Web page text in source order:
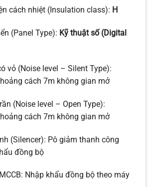
cách nhiệt (Insulation class): H
(Panel Type): Kỹ thuật số (Digital
vỏ (Noise level – Silent Type):
cách 7m không gian mở
(Noise level – Open Type):
cách 7m không gian mở
(Silencer): Pô giảm thanh công
đồng bộ
Nhập khẩu đồng bộ theo máy